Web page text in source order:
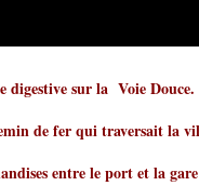
digestive sur la Voie Douce.
de fer qui traversait la
entre le port et la